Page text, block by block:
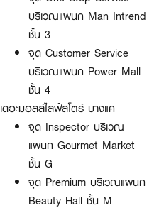
บริเวณแผนก Man Intrend
ชั้น 3
จุด Customer Service
บริเวณแผนก Power Mall
ชั้น 4
เดอะมอลล์ไลฟ์สโตร์ บางแค
จุด Inspector บริเวณ
แผนก Gourmet Market
ชั้น G
จุด Premium บริเวณแผนก
Beauty Hall ชั้น M